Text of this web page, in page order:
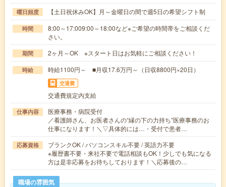
曜日頻度 【土日祝休みOK】月～金曜日の間で週5日の希望シフト制
時間
8:00～17:009:00～18:00など※ご希望の時間帯をご相談くだ
さい。
期間 2ヶ月～OK ※スタート日はお気軽にご相談ください！
時給 時給1100円～ ■月収17.6万円～（日収8800円×20日）
交通費
交通費規定内支給
仕事内容
医療事務・病院受付
／看護師さん、お医者さんの“縁の下の力持ち”医療事務のお
仕事になります！＼▽具体的には…・受付で患者…
応募資格
ブランクOK / パソコンスキル不要 / 英語力不要
※履歴書不要・来社不要で電話相談もOK！少しでも気になる
方は是非応募をお待ちしております！＼応募後の…
職場の雰囲気